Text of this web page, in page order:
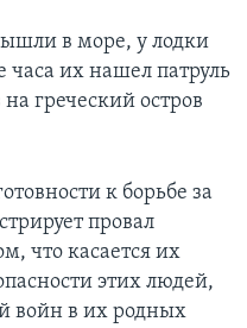
в море, у лодки
часа их нашел патруль
греческий остров
к борьбе за
провал
что касается их
этих людей,
войн в их родных